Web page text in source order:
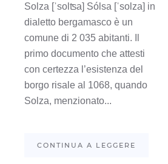
Solza [ˈsolʦa] Sólsa [ˈsolza] in
dialetto bergamasco è un
comune di 2 035 abitanti. Il
primo documento che attesti
con certezza l’esistenza del
borgo risale al 1068, quando
Solza, menzionato...
CONTINUA A LEGGERE